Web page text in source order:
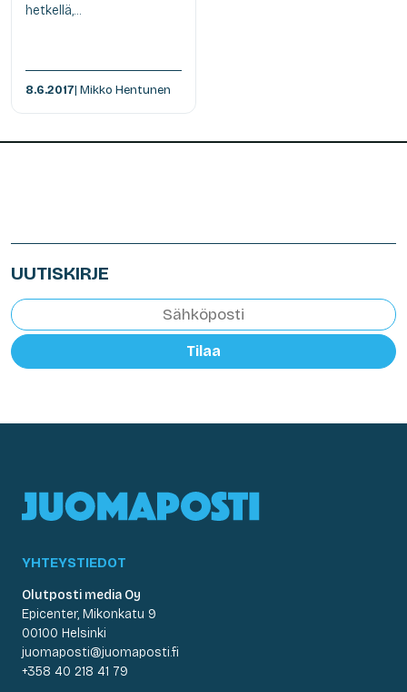
hetkellä,...
8.6.2017| Mikko Hentunen
UUTISKIRJE
Tilaa
YHTEYSTIEDOT
Olutposti media Oy
Epicenter, Mikonkatu 9
00100 Helsinki
juomaposti@juomaposti.fi
+358 40 218 41 79